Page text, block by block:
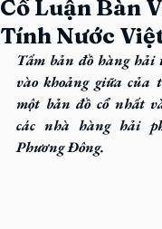
Cổ Luận Bàn
Tính Nước
Tấm bản đồ hàng hải
vào khoảng giữa của
một bản đồ cổ nhất
các nhà hàng hải
Phương Đông.